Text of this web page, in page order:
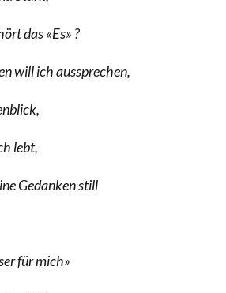
das «Es» ?
will ich aussprechen,
lebt,
Gedanken still
für mich»